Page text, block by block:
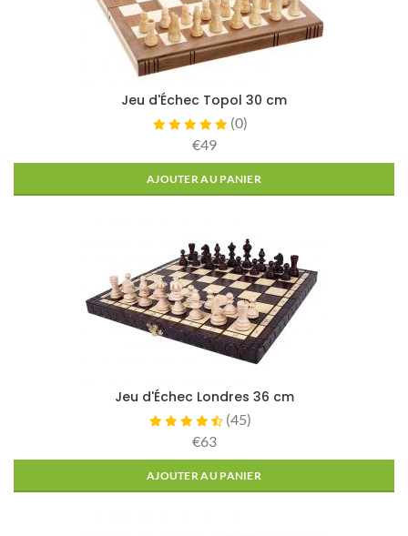
Jeu d'Échec Topol 30 cm
(0)
€49
AJOUTER AU PANIER
Jeu d'Échec Londres 36 cm
(45)
€63
AJOUTER AU PANIER